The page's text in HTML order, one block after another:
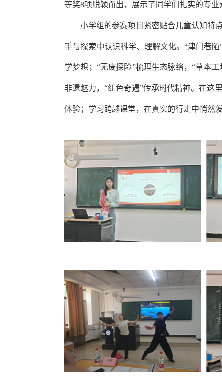
等奖8项脱颖而出，展示了同学们扎实的专
小学组的参赛项目紧密贴合儿童认知特
手与探索中认识科学、理解文化。“津门巷
学梦想；“无废探险”梳理生态脉络，“草本
非遗魅力，“红色奇遇”传承时代精神。在这
体验；学习跨越课堂，在真实的行走中悄然